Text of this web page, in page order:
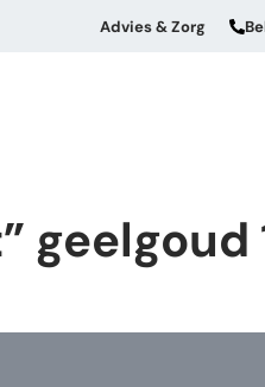
Advies & Zorg
geelgoud